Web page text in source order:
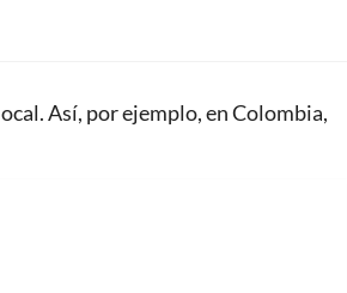
Así, por ejemplo, en Colombia,